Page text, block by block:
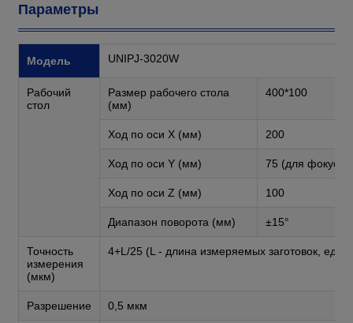
Параметры
Модель UNIPJ-3020W
Рабочий
стол
Размер рабочего стола
(мм)
400*100
Ход по оси X (мм) 200
Ход по оси Y (мм) 75 (для
Ход по оси Z (мм) 100
Диапазон поворота (мм) ±15°
Точность
измерения
(мкм)
4+L/25 (L - длина измеряемых заготовок, ед.
Разрешение 0,5 мкм